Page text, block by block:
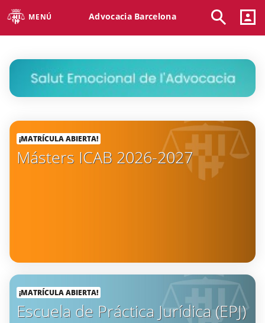
MENÚ Advocacia Barcelona
¡MATRÍCULA ABIERTA!
Másters ICAB 2026-2027
¡MATRÍCULA ABIERTA!
Escuela de Práctica Jurídica (EPJ)